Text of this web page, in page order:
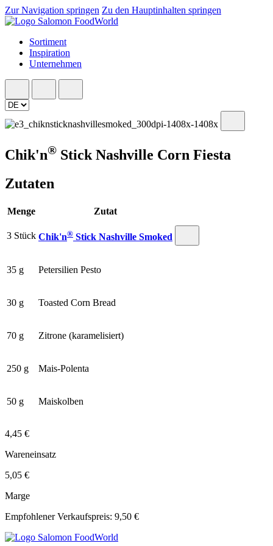
Zur Navigation springen Zu den Hauptinhalten springen
Sortiment
Inspiration
Unternehmen
Chik'n® Stick Nashville Corn Fiesta
Zutaten
Menge Zutat
3 Stück Chik'n® Stick Nashville Smoked
35 g Petersilien Pesto
30 g Toasted Corn Bread
70 g Zitrone (karamelisiert)
250 g Mais-Polenta
50 g Maiskolben
4,45 €
Wareneinsatz
5,05 €
Marge
Empfohlener Verkaufspreis: 9,50 €